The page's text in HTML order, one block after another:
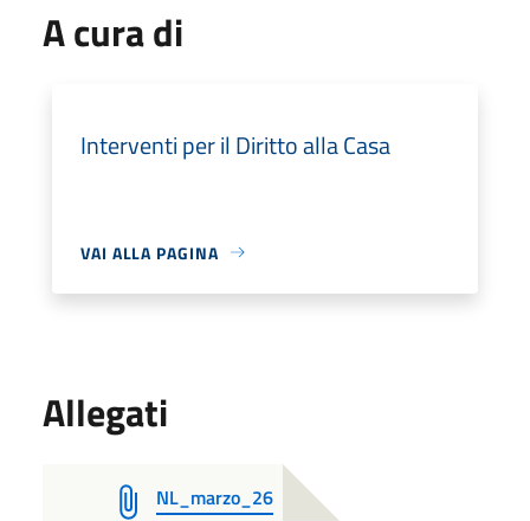
A cura di
Interventi per il Diritto alla Casa
VAI ALLA PAGINA
Allegati
NL_marzo_26